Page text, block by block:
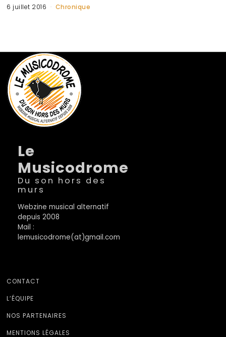
6 juillet 2016 Chronique
Le
Musicodrome
Du son hors des
murs
Webzine musical alternatif
depuis 2008
Mail :
lemusicodrome(at)gmail.com
CONTACT
L’ÉQUIPE
NOS PARTENAIRES
MENTIONS LÉGALES